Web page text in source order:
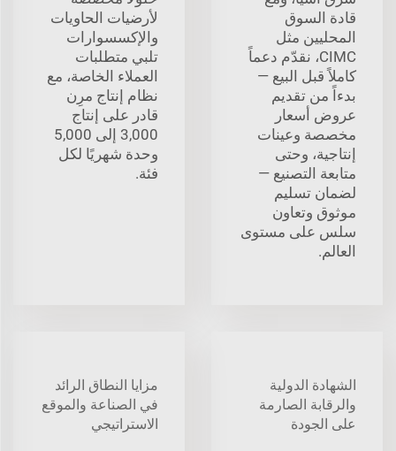
قادة السوق
المحليين مثل
CIMC، نقدّم دعماً
كاملاً قبل البيع —
بدءاً من تقديم
عروض أسعار
مخصصة وعينات
إنتاجية، وحتى
متابعة التصنيع —
لضمان تسليم
موثوق وتعاون
سلس على مستوى
العالم.
لأرضيات الحاويات
والإكسسوارات
تلبي متطلبات
العملاء الخاصة، مع
نظام إنتاج مرِن
قادر على إنتاج
3,000 إلى 5,000
وحدة شهريًا لكل
فئة.
الشهادة الدولية
والرقابة الصارمة
على الجودة
مزايا النطاق الرائد
في الصناعة والموقع
الاستراتيجي